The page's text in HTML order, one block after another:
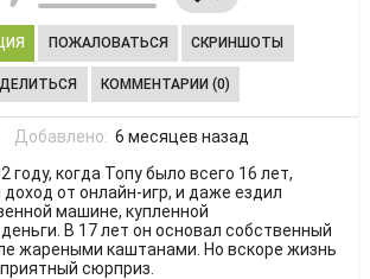
ПОЖАЛОВАТЬСЯ СКРИНШОТЫ
КОММЕНТАРИИ (0)
Добавлено: 6 месяцев назад
году, когда Топу было всего 16 лет,
от онлайн-игр, и даже ездил
машине, купленной
В 17 лет он основал собственный
жареными каштанами. Но вскоре жизнь
сюрприз.